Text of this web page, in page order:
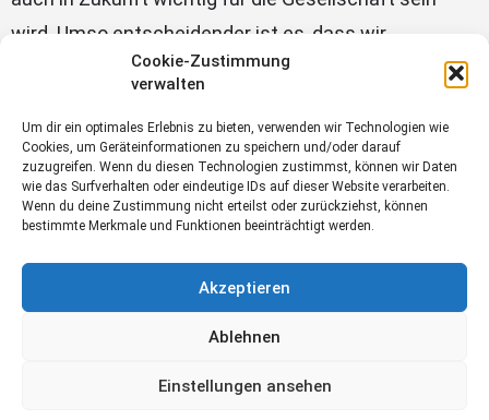
Cookie-Zustimmung
verwalten
Um dir ein optimales Erlebnis zu bieten, verwenden wir Technologien wie
Cookies, um Geräteinformationen zu speichern und/oder darauf
zuzugreifen. Wenn du diesen Technologien zustimmst, können wir Daten
wie das Surfverhalten oder eindeutige IDs auf dieser Website verarbeiten.
Wenn du deine Zustimmung nicht erteilst oder zurückziehst, können
bestimmte Merkmale und Funktionen beeinträchtigt werden.
Akzeptieren
Ablehnen
Einstellungen ansehen
wird. Umso entscheidender ist es, dass wir
insgesamt den Beruf attraktivieren, Hofübergaben
innovativ weiterentwickeln.“ Der BeitragGleich nach
den Ärztenerschien zuerst aufBlick ins Land.